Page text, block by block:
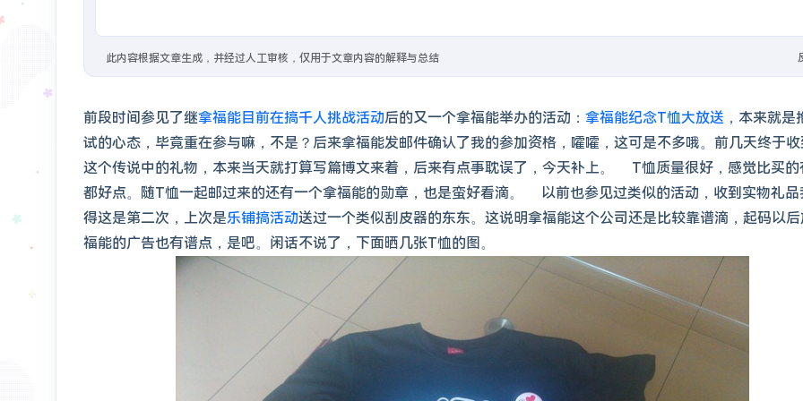
1年前：#教程/GFWVPS 搭建脚本 - Lyndra's Blog
2年前： 在Vercel搭建了一个Bing壁纸的API，速度还是不错的，已经用到微博背景。搭建还是很简单的，Fork这个项目，然后把默认分支master改为vercel，然后直接在Vercel新建项目，导入你的fork，创建即可。除了获取Bing每日地址，这个API还可以获取网站信息，图标，标题等、获取QQ信息、QQ头像、QQ昵称等、获取短视频信息、去水印、抖音、火山、微
2年前 ：#相册
此内容根据文章生成，并经过人工审核，仅用于文章内容的解释与总结
前段时间参见了继拿福能目前在搞千人挑战活动后的又一个拿福能举办的活动： 拿福能纪念T恤大放送 ，本来就是
试的心态，毕竟重在参与嘛，不是？后来拿福能发邮件确认了我的参加资格，嚯嚯，这可是不多哦。前几天终于
这个传说中的礼物，本来当天就打算写篇博文来着，后来有点事耽误了，今天补上。 T恤质量很好，感觉比买的
都好点。随T恤一起邮过来的还有一个拿福能的勋章，也是蛮好看滴。 以前也参见过类似的活动，收到实物礼品
得这是第二次，上次是乐铺搞活动送过一个类似刮皮器的东东。这说明拿福能这个公司还是比较靠谱滴，起码以
福能的广告也有谱点，是吧。闲话不说了，下面晒几张T恤的图。